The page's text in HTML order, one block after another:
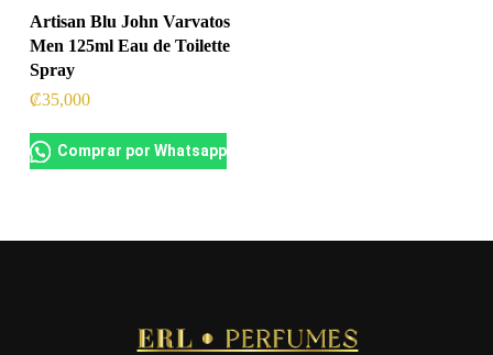
Artisan Blu John Varvatos
Men 125ml Eau de Toilette
Spray
₡35,000
Comprar por Whatsapp